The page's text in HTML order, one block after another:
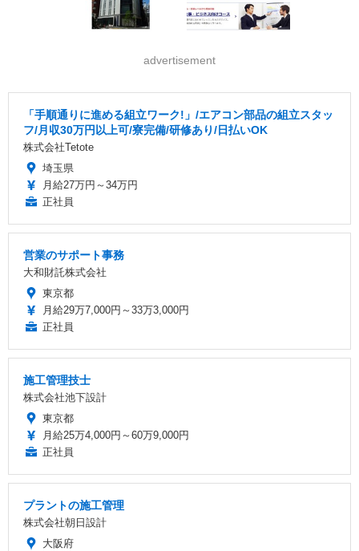
advertisement
「手順通りに進める組立ワーク!」/エアコン部品の組立スタッ
フ/月収30万円以上可/寮完備/研修あり/日払いOK
株式会社Tetote
埼玉県
月給27万円～34万円
正社員
営業のサポート事務
大和財託株式会社
東京都
月給29万7,000円～33万3,000円
正社員
施工管理技士
株式会社池下設計
東京都
月給25万4,000円～60万9,000円
正社員
プラントの施工管理
株式会社朝日設計
大阪府